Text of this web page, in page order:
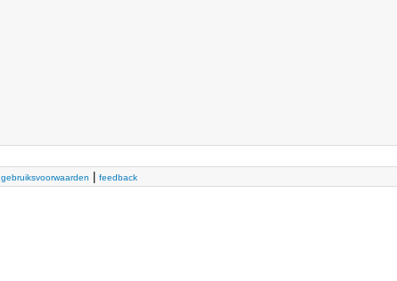
gebruiksvoorwaarden feedback